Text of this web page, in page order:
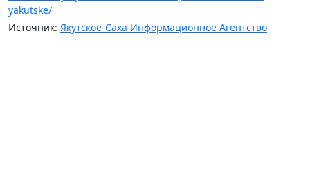
yakutske/
Источник: Якутское-Саха Информационное Агентство